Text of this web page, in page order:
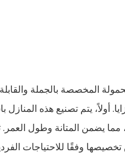
المخصصة بالجملة
أولاً، يتم تصنيع هذه
يضمن المتانة وطول العمر.
وفقًا للاحتياجات